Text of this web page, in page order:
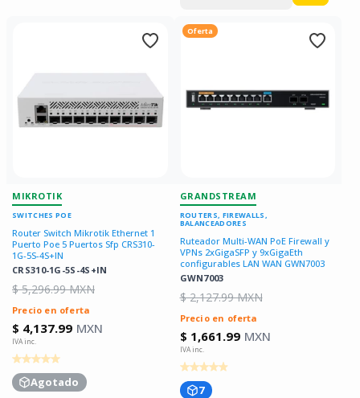
para
MIKROTIK
SWITCHES POE
CRS310-1G-5S-4S+IN
Router Switch Mikrotik Ethernet 1
Puerto Poe 5 Puertos Sfp CRS310-
1G-5S-4S+IN
$ 5,296.99 MXN
Precio en oferta
$ 4,137.99 MXN
Agotado
Oferta
GRANDSTREAM
ROUTERS, FIREWALLS,
BALANCEADORES
GWN7003
Ruteador Multi-WAN PoE Firewall y
VPNs 2xGigaSFP y 9xGigaEth
configurables LAN WAN GWN7003
$ 2,127.99 MXN
Precio en oferta
$ 1,661.99 MXN
7